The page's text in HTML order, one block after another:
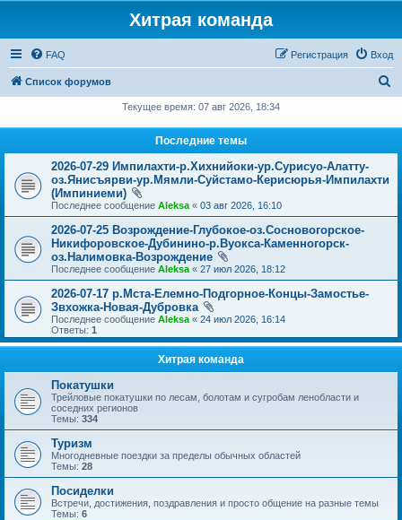
Хитрая команда
FAQ Вход
Регистрация
Список форумов
Текущее время: 07 авг 2026, 18:34
Последние темы
2026-07-29 Импилахти-р.Хихнийоки-ур.Сурисуо-Алатту-
оз.Янисъярви-ур.Мямли-Суйстамо-Керисюрья-Импилахти
(Импиниеми)
Последнее сообщение Aleksa « 03 авг 2026, 16:10
2026-07-25 Возрождение-Глубокое-оз.Сосновогорское-
Никифоровское-Дубинино-р.Вуокса-Каменногорск-
оз.Налимовка-Возрождение
Последнее сообщение Aleksa « 27 июл 2026, 18:12
2026-07-17 р.Мста-Елемно-Подгорное-Концы-Замостье-
Звхожка-Новая-Дубровка
Последнее сообщение Aleksa « 24 июл 2026, 16:14
Ответы: 1
Хитрая команда
Покатушки
Трейловые покатушки по лесам, болотам и сугробам ленобласти и
соседних регионов
Темы: 334
Туризм
Многодневные поездки за пределы обычных областей
Темы: 28
Посиделки
Встречи, достижения, поздравления и просто общение на разные темы
Темы: 6